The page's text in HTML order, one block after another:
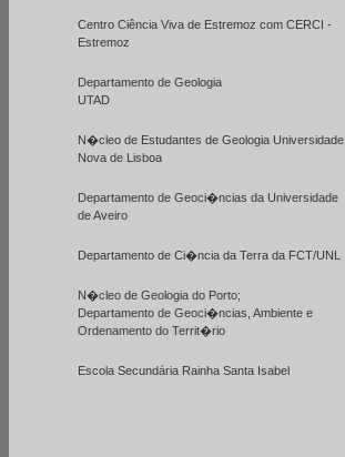
Centro Ciência Viva de Estremoz com CERCI -
Estremoz
Departamento de Geologia
UTAD
N�cleo de Estudantes de Geologia Universidade
Nova de Lisboa
Departamento de Geoci�ncias da Universidade
de Aveiro
Departamento de Ci�ncia da Terra da FCT/UNL
N�cleo de Geologia do Porto;
Departamento de Geoci�ncias, Ambiente e
Ordenamento do Territ�rio
Escola Secundária Rainha Santa Isabel